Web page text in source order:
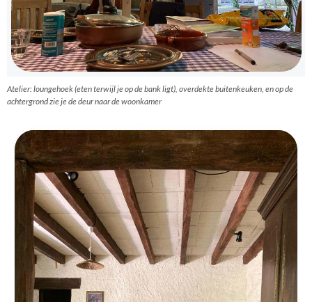
Atelier: loungehoek (eten terwijl je op de bank ligt), overdekte buitenkeuken, en op de
achtergrond zie je de deur naar de woonkamer